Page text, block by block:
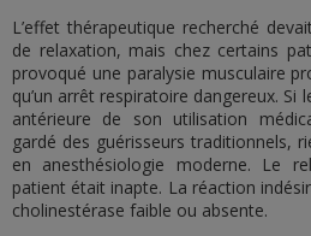
L’effet thérapeutique recherché
de relaxation, mais chez certains
provoqué une paralysie musculaire
qu’un arrêt respiratoire dangereux. Si
antérieure de son utilisation
gardé des guérisseurs traditionnels,
en anesthésiologie moderne. Le
patient était inapte. La réaction
cholinestérase faible ou absente.